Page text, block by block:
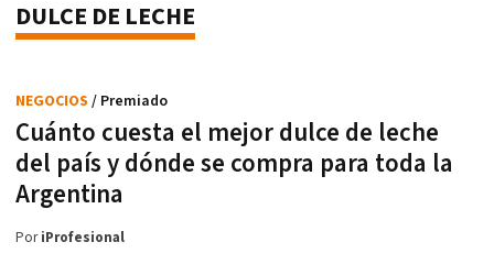
DULCE DE LECHE
Cuánto cuesta el mejor dulce de leche
del país y dónde se compra para toda la
Argentina
NEGOCIOS / Premiado
PoriProfesional